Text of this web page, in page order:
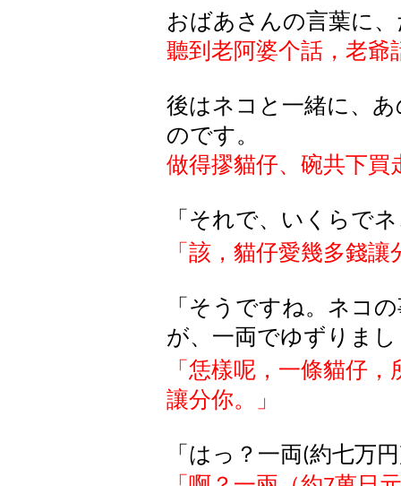
おばあさんの言葉に
聽到老阿婆个話，老爺
後はネコと一緒に、
のです。
做得摎貓仔、碗共下買
「それで、いくらで
「該，貓仔愛幾多錢讓
「そうですね。ネコ
が、一両でゆずりま
「恁樣呢，一條貓仔，
讓分你。」
「はっ？一両(約七万円